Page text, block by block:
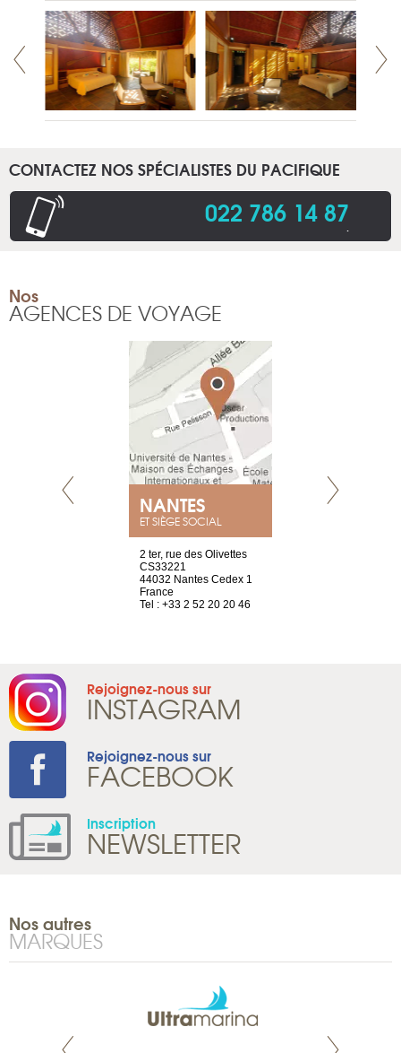
CONTACTEZ NOS SPÉCIALISTES DU PACIFIQUE
022 786 14 87.
Nos
AGENCES DE VOYAGE
NANTES
ET SIÈGE SOCIAL
2 ter, rue des Olivettes
CS33221
44032 Nantes Cedex 1
France
Tel : +33 2 52 20 20 46
Rejoignez-nous sur
INSTAGRAM
Rejoignez-nous sur
FACEBOOK
Inscription
NEWSLETTER
Nos autres
MARQUES